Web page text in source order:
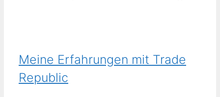
Meine Erfahrungen mit Trade
Republic